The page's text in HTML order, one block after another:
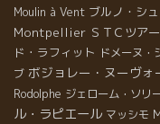
Moulin à Vent ブルノ・シ
Montpellier ＳＴＣツアー
ド・ラフィット ドメーヌ・
ブ ボジョレー・ヌーヴォ
Rodolphe ジェローム・ソリ
ル・ラピエール マッシモ